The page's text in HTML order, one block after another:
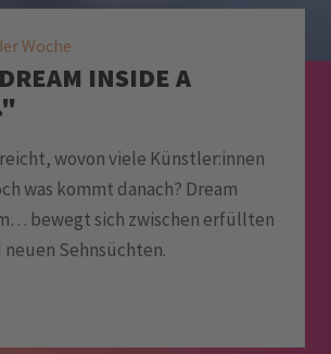
Woche
INSIDE A
wovon viele Künstler:innen
was kommt danach? Dream
bewegt sich zwischen erfüllten
Sehnsüchten.